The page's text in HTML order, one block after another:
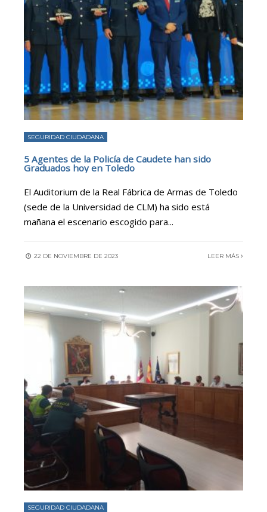
SEGURIDAD CIUDADANA
5 Agentes de la Policía de Caudete han sido
Graduados hoy en Toledo
El Auditorium de la Real Fábrica de Armas de Toledo
(sede de la Universidad de CLM) ha sido está
mañana el escenario escogido para...
22 DE NOVIEMBRE DE 2023 LEER MÁS
SEGURIDAD CIUDADANA